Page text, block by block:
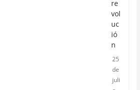
re
vol
uc
ió
n
25
de
juli